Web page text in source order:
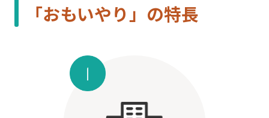
「おもいやり」の特長